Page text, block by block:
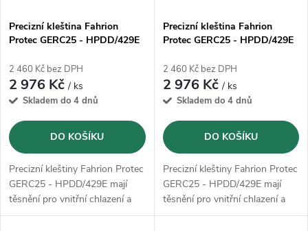
p
r
o
d
u
k
s
p
r
o
d
u
Precizní kleština Fahrion
Protec GERC25 - HPDD/429E
2 460 Kč bez DPH
2 976 Kč/ ks
Skladem do 4 dnů
DO KOŠÍKU
Precizní kleštiny Fahrion Protec
GERC25 - HPDD/429E mají
těsnění pro vnitřní chlazení a
lze je použít až do 120 bar a
Precizní kleština Fahrion
Protec GERC25 - HPDD/429E
2 460 Kč bez DPH
2 976 Kč/ ks
Skladem do 4 dnů
DO KOŠÍKU
Precizní kleštiny Fahrion Protec
GERC25 - HPDD/429E mají
těsnění pro vnitřní chlazení a
lze je použít až do 120 bar a